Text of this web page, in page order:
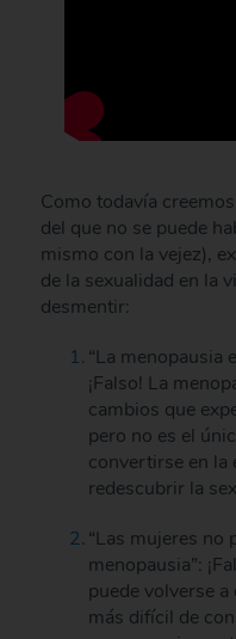
Como todavía
del que no se puede
mismo con la vejez),
de la sexualidad en la
desmentir:
“La menopausia
¡Falso! La
cambios que
pero no es el
convertirse en la
redescubrir la
“Las mujeres no
menopausia”:
puede volverse
más difícil de